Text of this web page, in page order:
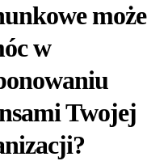
może
w
Twojej